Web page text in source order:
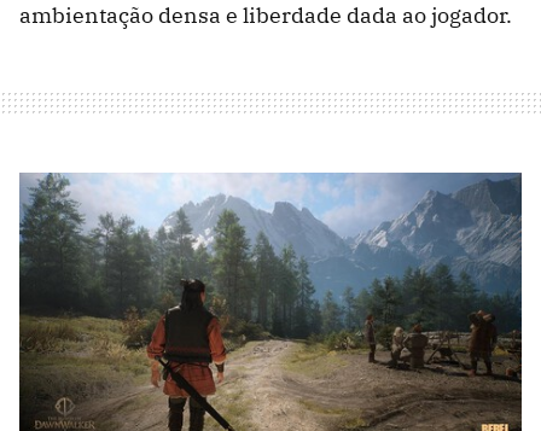
ambientação densa e liberdade dada ao jogador.